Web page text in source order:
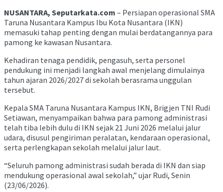
NUSANTARA, Seputarkata.com – Persiapan operasional SMA
Taruna Nusantara Kampus Ibu Kota Nusantara (IKN)
memasuki tahap penting dengan mulai berdatangannya para
pamong ke kawasan Nusantara.
Kehadiran tenaga pendidik, pengasuh, serta personel
pendukung ini menjadi langkah awal menjelang dimulainya
tahun ajaran 2026/2027 di sekolah berasrama unggulan
tersebut.
Kepala SMA Taruna Nusantara Kampus IKN, Brigjen TNI Rudi
Setiawan, menyampaikan bahwa para pamong administrasi
telah tiba lebih dulu di IKN sejak 21 Juni 2026 melalui jalur
udara, disusul pengiriman peralatan, kendaraan operasional,
serta perlengkapan sekolah melalui jalur laut.
“Seluruh pamong administrasi sudah berada di IKN dan siap
mendukung operasional awal sekolah,” ujar Rudi, Senin
(23/06/2026).